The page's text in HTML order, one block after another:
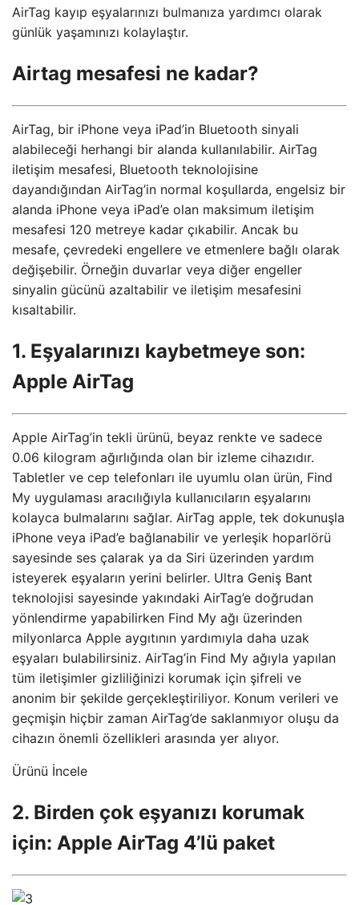
AirTag kayıp eşyalarınızı bulmanıza yardımcı olarak
günlük yaşamınızı kolaylaştır.
Airtag mesafesi ne kadar?
AirTag, bir iPhone veya iPad’in Bluetooth sinyali
alabileceği herhangi bir alanda kullanılabilir. AirTag
iletişim mesafesi, Bluetooth teknolojisine
dayandığından AirTag’in normal koşullarda, engelsiz bir
alanda iPhone veya iPad’e olan maksimum iletişim
mesafesi 120 metreye kadar çıkabilir. Ancak bu
mesafe, çevredeki engellere ve etmenlere bağlı olarak
değişebilir. Örneğin duvarlar veya diğer engeller
sinyalin gücünü azaltabilir ve iletişim mesafesini
kısaltabilir.
1. Eşyalarınızı kaybetmeye son:
Apple AirTag
Apple AirTag’in tekli ürünü, beyaz renkte ve sadece
0.06 kilogram ağırlığında olan bir izleme cihazıdır.
Tabletler ve cep telefonları ile uyumlu olan ürün, Find
My uygulaması aracılığıyla kullanıcıların eşyalarını
kolayca bulmalarını sağlar. AirTag apple, tek dokunuşla
iPhone veya iPad’e bağlanabilir ve yerleşik hoparlörü
sayesinde ses çalarak ya da Siri üzerinden yardım
isteyerek eşyaların yerini belirler. Ultra Geniş Bant
teknolojisi sayesinde yakındaki AirTag’e doğrudan
yönlendirme yapabilirken Find My ağı üzerinden
milyonlarca Apple aygıtının yardımıyla daha uzak
eşyaları bulabilirsiniz. AirTag’in Find My ağıyla yapılan
tüm iletişimler gizliliğinizi korumak için şifreli ve
anonim bir şekilde gerçekleştiriliyor. Konum verileri ve
geçmişin hiçbir zaman AirTag’de saklanmıyor oluşu da
cihazın önemli özellikleri arasında yer alıyor.
Ürünü İncele
2. Birden çok eşyanızı korumak
için: Apple AirTag 4’lü paket